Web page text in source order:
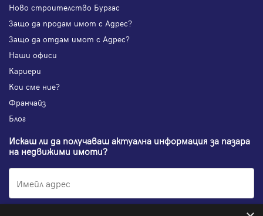
Ново строителство Бургас
Защо да продам имот с Адрес?
Защо да отдам имот с Адрес?
Наши офиси
Кариери
Кои сме ние?
Франчайз
Блог
Искаш ли да получаваш актуална информация за пазара
на недвижими имоти?